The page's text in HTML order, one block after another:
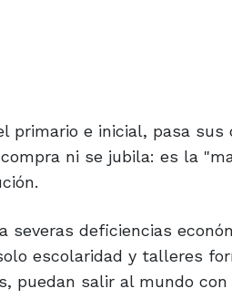
primario e inicial, pasa sus
ni se jubila: es la
deficiencias
escolaridad y talleres
puedan salir al mundo